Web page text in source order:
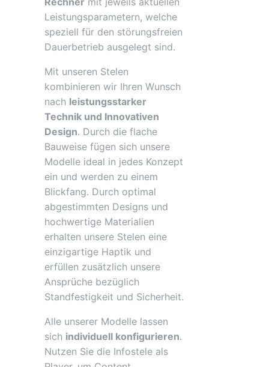
MengeLeistungsparametern, welche
speziell für den störungsfreien
Dauerbetrieb ausgelegt sind.
Mit unseren Stelen
kombinieren wir Ihren Wunsch
nach leistungsstarker
Technik und Innovativen
Design. Durch die flache
Bauweise fügen sich unsere
Modelle ideal in jedes Konzept
ein und werden zu einem
Blickfang. Durch optimal
abgestimmten Designs und
hochwertige Materialien
erhalten unsere Stelen eine
einzigartige Haptik und
erfüllen zusätzlich unsere
Ansprüche bezüglich
Standfestigkeit und Sicherheit.
Alle unserer Modelle lassen
sich individuell konfigurieren.
Nutzen Sie die Infostele als